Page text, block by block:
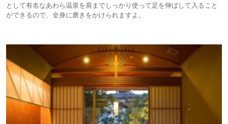
として有名なあわら温泉を肩までしっかり使って足を伸ばして入ること
ができるので、全身に磨きをかけられますよ。